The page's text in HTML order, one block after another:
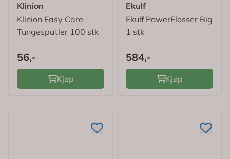
Klinion
Klinion Easy Care
Tungespatler 100 stk
56,-
Kjøp
Ekulf
Ekulf PowerFlosser Big
1 stk
584,-
Kjøp